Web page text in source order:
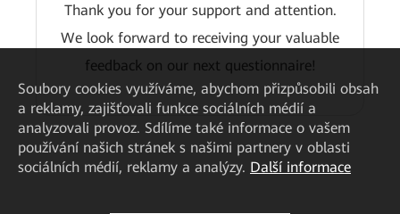
Thank you for your support and attention.
We look forward to receiving your valuable
feedback on our next questionnaire!
Soubory cookies využíváme, abychom přizpůsobili obsah
a reklamy, zajišťovali funkce sociálních médií a
analyzovali provoz. Sdílíme také informace o vašem
používání našich stránek s našimi partnery v oblasti
sociálních médií, reklamy a analýzy. Další informace